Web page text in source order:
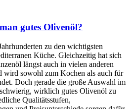
gutes Olivenöl?
zu den wichtigsten
Küche. Gleichzeitig hat sich
längst auch in vielen anderen
wird sowohl zum Kochen als auch für
Doch gerade die große Auswahl im
wirklich gutes Olivenöl zu
Qualitätsstufen,